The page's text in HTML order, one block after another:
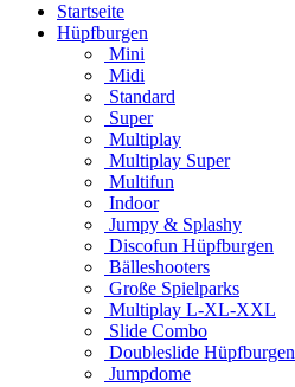
Startseite
Hüpfburgen
Mini
Midi
Standard
Super
Multiplay
Multiplay Super
Multifun
Indoor
Jumpy & Splashy
Discofun Hüpfburgen
Bälleshooters
Große Spielparks
Multiplay L-XL-XXL
Slide Combo
Doubleslide Hüpfburgen
Jumpdome